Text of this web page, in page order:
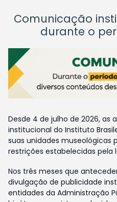
Comunicação
durante o
Desde 4 de julho de 2026,
institucional do Instituto
suas unidades museológicas
restrições estabelecidas pela
Nos três meses que
divulgação de publicidade
entidades da Administração